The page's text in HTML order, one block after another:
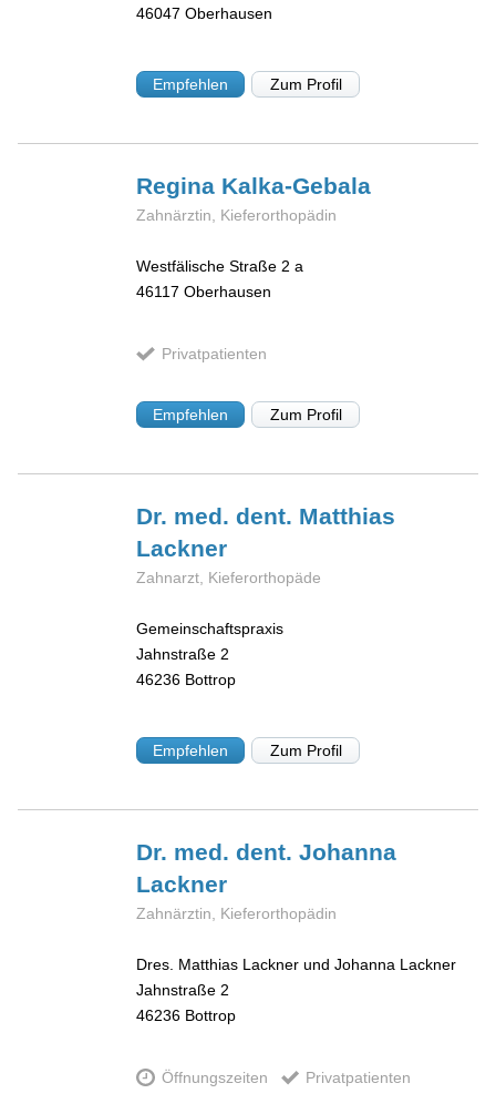
46047 Oberhausen
Empfehlen Zum Profil
Regina Kalka-Gebala
Zahnärztin, Kieferorthopädin
Westfälische Straße 2 a
46117 Oberhausen
Privatpatienten
Empfehlen Zum Profil
Dr. med. dent. Matthias
Lackner
Zahnarzt, Kieferorthopäde
Gemeinschaftspraxis
Jahnstraße 2
46236 Bottrop
Empfehlen Zum Profil
Dr. med. dent. Johanna
Lackner
Zahnärztin, Kieferorthopädin
Dres. Matthias Lackner und Johanna Lackner
Jahnstraße 2
46236 Bottrop
Öffnungszeiten Privatpatienten